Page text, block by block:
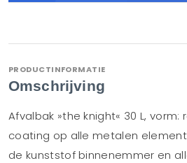
PRODUCTINFORMATIE
Omschrijving
Afvalbak »the knight« 30 L, vorm:
coating op alle metalen
de kunststof binnenemmer en